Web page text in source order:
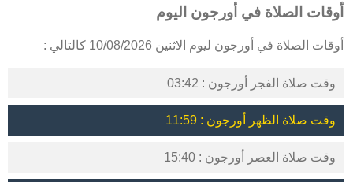
أوقات الصلاة في أورجون اليوم
أوقات الصلاة في أورجون ليوم الاثنين 10/08/2026 كالتالي :
وقت صلاة الفجر أورجون : 03:42
وقت صلاة الظهر أورجون : 11:59
وقت صلاة العصر أورجون : 15:40